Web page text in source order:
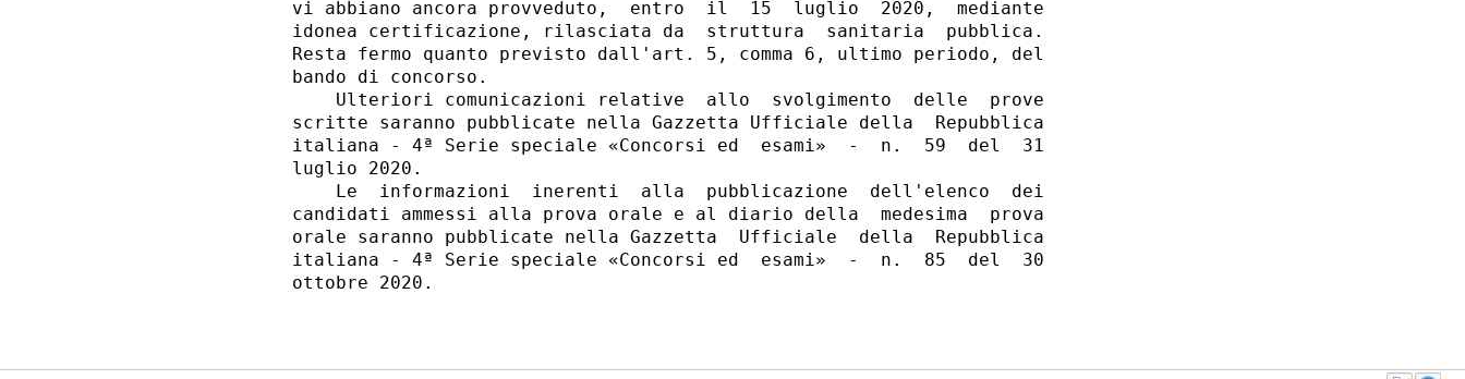
vi abbiano ancora provveduto,  entro  il  15  luglio  2020,  mediante
idonea certificazione, rilasciata da  struttura  sanitaria  pubblica.
Resta fermo quanto previsto dall'art. 5, comma 6, ultimo periodo, del
bando di concorso.
    Ulteriori comunicazioni relative  allo  svolgimento  delle  prove
scritte saranno pubblicate nella Gazzetta Ufficiale della  Repubblica
italiana - 4ª Serie speciale «Concorsi ed  esami»  -  n.  59  del  31
luglio 2020.
    Le  informazioni  inerenti  alla  pubblicazione  dell'elenco  dei
candidati ammessi alla prova orale e al diario della  medesima  prova
orale saranno pubblicate nella Gazzetta  Ufficiale  della  Repubblica
italiana - 4ª Serie speciale «Concorsi ed  esami»  -  n.  85  del  30
ottobre 2020.